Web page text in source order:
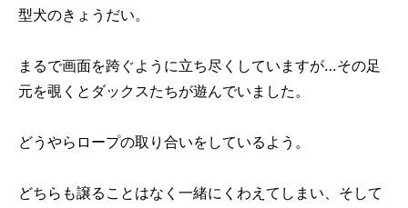
型犬のきょうだい。
まるで画面を跨ぐように立ち尽くしていますが…その足
元を覗くとダックスたちが遊んでいました。
どうやらロープの取り合いをしているよう。
どちらも譲ることはなく一緒にくわえてしまい、そして